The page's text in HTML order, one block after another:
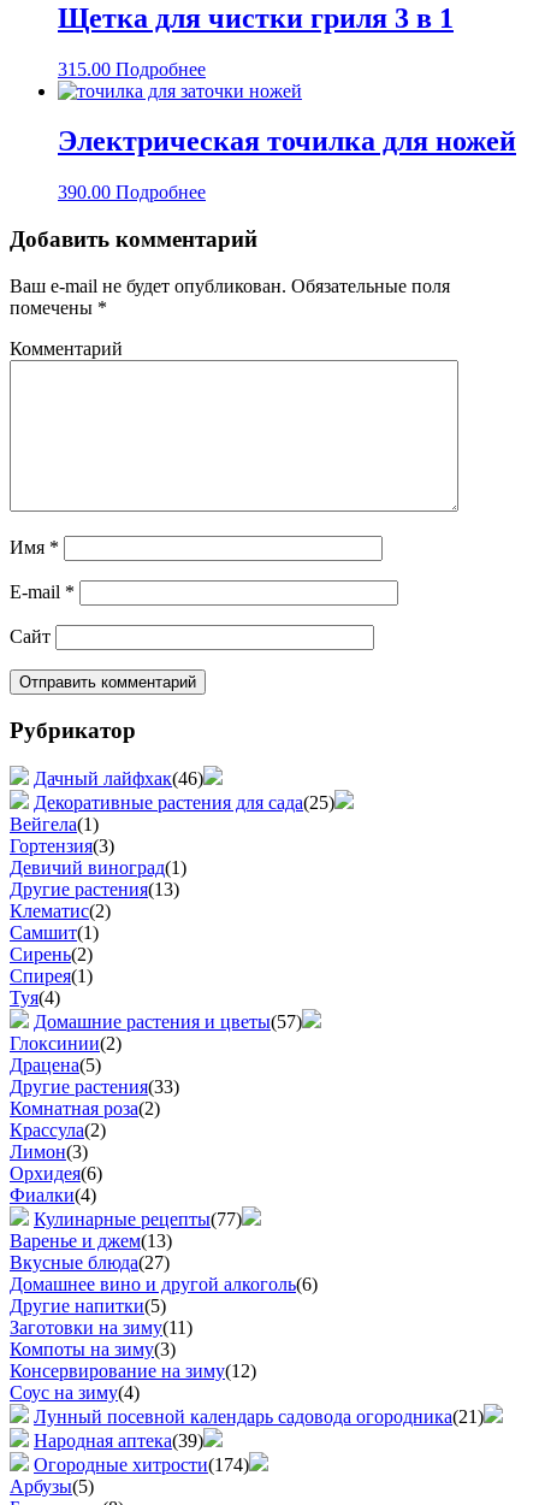
Щетка для чистки гриля 3 в 1
315.00 Подробнее
Электрическая точилка для ножей
390.00 Подробнее
Добавить комментарий
Ваш e-mail не будет опубликован. Обязательные поля
помечены *
Комментарий
Имя *
E-mail *
Сайт
Рубрикатор
Дачный лайфхак(46)
Декоративные растения для сада(25)
Вейгела(1)
Гортензия(3)
Девичий виноград(1)
Другие растения(13)
Клематис(2)
Самшит(1)
Сирень(2)
Спирея(1)
Туя(4)
Домашние растения и цветы(57)
Глоксинии(2)
Драцена(5)
Другие растения(33)
Комнатная роза(2)
Крассула(2)
Лимон(3)
Орхидея(6)
Фиалки(4)
Кулинарные рецепты(77)
Варенье и джем(13)
Вкусные блюда(27)
Домашнее вино и другой алкоголь(6)
Другие напитки(5)
Заготовки на зиму(11)
Компоты на зиму(3)
Консервирование на зиму(12)
Соус на зиму(4)
Лунный посевной календарь садовода огородника(21)
Народная аптека(39)
Огородные хитрости(174)
Арбузы(5)